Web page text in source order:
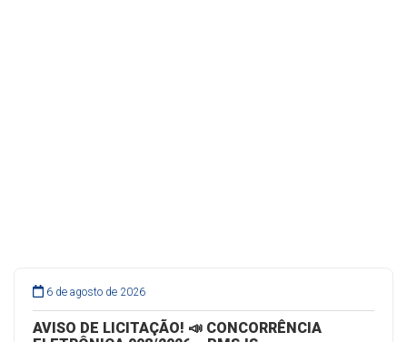
6 de agosto de 2026
AVISO DE LICITAÇÃO! 📣 CONCORRÊNCIA